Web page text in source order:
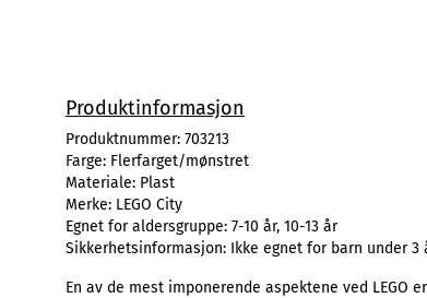
Produktinformasjon
Produktnummer: 703213
Farge: Flerfarget/mønstret
Materiale: Plast
Merke: LEGO City
Egnet for aldersgruppe: 7-10 år, 10-13 år
Sikkerhetsinformasjon: Ikke egnet for barn under
En av de mest imponerende aspektene ved